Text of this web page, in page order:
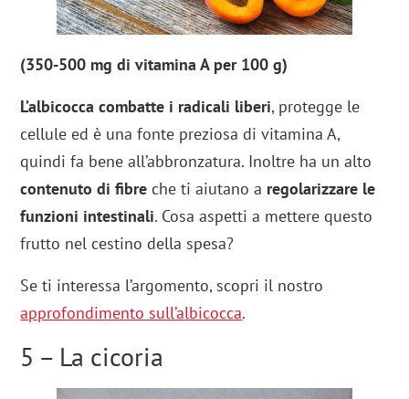
(350-500 mg di vitamina A per 100 g)
L’albicocca combatte i radicali liberi, protegge le
cellule ed è una fonte preziosa di vitamina A,
quindi fa bene all’abbronzatura. Inoltre ha un alto
contenuto di fibre che ti aiutano a regolarizzare le
funzioni intestinali. Cosa aspetti a mettere questo
frutto nel cestino della spesa?
Se ti interessa l’argomento, scopri il nostro
approfondimento sull’albicocca.
5 – La cicoria